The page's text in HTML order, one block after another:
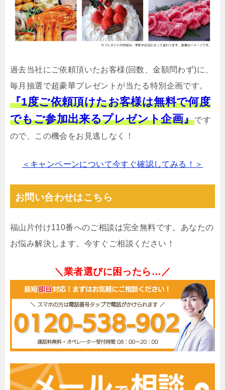
過去当社にご依頼頂いたお客様(回数、金額問わず)に、
毎月抽選で超豪華プレゼントが当たる特別企画です。
『1度ご依頼頂けたお客様は無料で何度
でもご参加出来るプレゼント企画』です
ので、この機会をお見逃しなく！
＜キャンペーンについて今すぐ確認してみる！＞
お問い合わせはこちら
福山片付け110番へのご相談は完全無料です。あなたの
お悩み解決します。今すぐご相談ください！
＼業者選びに困ったら…／